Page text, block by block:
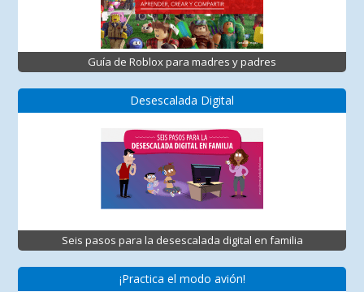
Guía de Roblox para madres y padres
Desescalada Digital
Seis pasos para la desescalada digital en familia
¡Practica el modo avión!